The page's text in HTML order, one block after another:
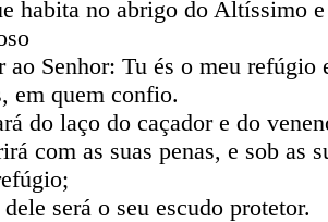
habita no abrigo do Altíssimo
ao Senhor: Tu és o meu refúgio
em quem confio.
do laço do caçador e do
com as suas penas, e sob as
será o seu escudo protetor.